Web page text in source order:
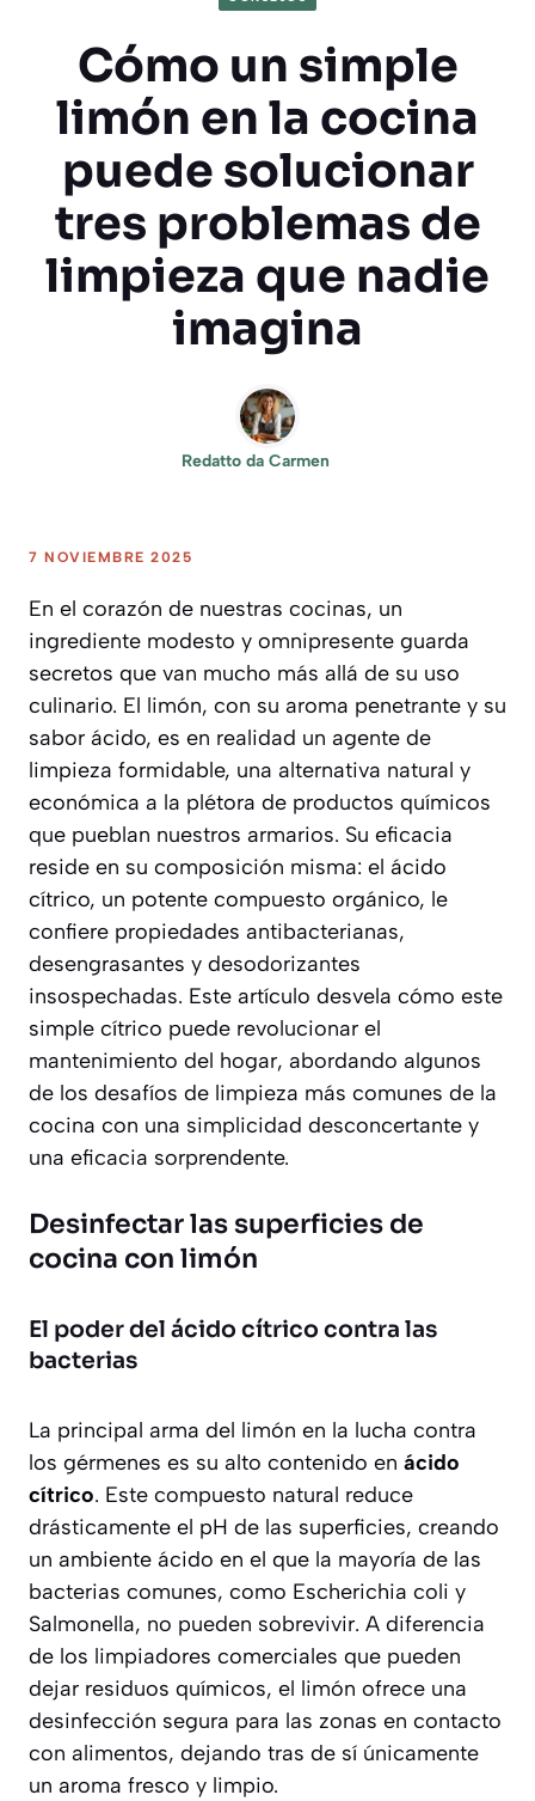
Cómo un simple
limón en la cocina
puede solucionar
tres problemas de
limpieza que nadie
imagina
Redatto da Carmen
7 NOVIEMBRE 2025
En el corazón de nuestras cocinas, un
ingrediente modesto y omnipresente guarda
secretos que van mucho más allá de su uso
culinario. El limón, con su aroma penetrante y su
sabor ácido, es en realidad un agente de
limpieza formidable, una alternativa natural y
económica a la plétora de productos químicos
que pueblan nuestros armarios. Su eficacia
reside en su composición misma: el ácido
cítrico, un potente compuesto orgánico, le
confiere propiedades antibacterianas,
desengrasantes y desodorizantes
insospechadas. Este artículo desvela cómo este
simple cítrico puede revolucionar el
mantenimiento del hogar, abordando algunos
de los desafíos de limpieza más comunes de la
cocina con una simplicidad desconcertante y
una eficacia sorprendente.
Desinfectar las superficies de
cocina con limón
El poder del ácido cítrico contra las
bacterias
La principal arma del limón en la lucha contra
los gérmenes es su alto contenido en ácido
cítrico. Este compuesto natural reduce
drásticamente el pH de las superficies, creando
un ambiente ácido en el que la mayoría de las
bacterias comunes, como Escherichia coli y
Salmonella, no pueden sobrevivir. A diferencia
de los limpiadores comerciales que pueden
dejar residuos químicos, el limón ofrece una
desinfección segura para las zonas en contacto
con alimentos, dejando tras de sí únicamente
un aroma fresco y limpio.